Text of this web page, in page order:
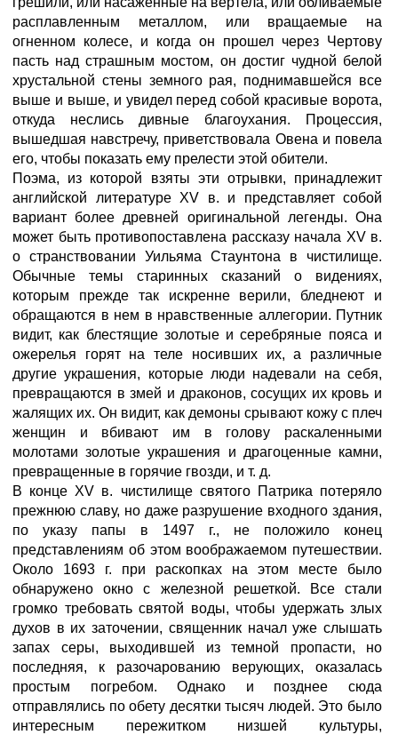
расплавленным металлом, или вращаемые на
огненном колесе, и когда он прошел через Чертову
пасть над страшным мостом, он достиг чудной белой
хрустальной стены земного рая, поднимавшейся все
выше и выше, и увидел перед собой красивые ворота,
откуда неслись дивные благоухания. Процессия,
вышедшая навстречу, приветствовала Овена и повела
его, чтобы показать ему прелести этой обители.
Поэма, из которой взяты эти отрывки, принадлежит
английской литературе XV в. и представляет собой
вариант более древней оригинальной легенды. Она
может быть противопоставлена рассказу начала XV в.
о странствовании Уильяма Стаунтона в чистилище.
Обычные темы старинных сказаний о видениях,
которым прежде так искренне верили, бледнеют и
обращаются в нем в нравственные аллегории. Путник
видит, как блестящие золотые и серебряные пояса и
ожерелья горят на теле носивших их, а различные
другие украшения, которые люди надевали на себя,
превращаются в змей и драконов, сосущих их кровь и
жалящих их. Он видит, как демоны срывают кожу с плеч
женщин и вбивают им в голову раскаленными
молотами золотые украшения и драгоценные камни,
превращенные в горячие гвозди, и т. д.
В конце XV в. чистилище святого Патрика потеряло
прежнюю славу, но даже разрушение входного здания,
по указу папы в 1497 г., не положило конец
представлениям об этом воображаемом путешествии.
Около 1693 г. при раскопках на этом месте было
обнаружено окно с железной решеткой. Все стали
громко требовать святой воды, чтобы удержать злых
духов в их заточении, священник начал уже слышать
запах серы, выходившей из темной пропасти, но
последняя, к разочарованию верующих, оказалась
простым погребом. Однако и позднее сюда
отправлялись по обету десятки тысяч людей. Это было
интересным пережитком низшей культуры,